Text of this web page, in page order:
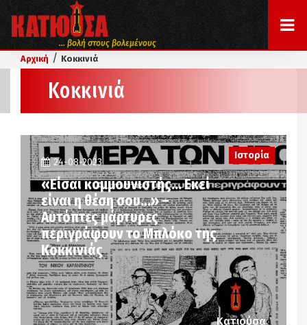
... βολή στους βολεμένους
Αρχική / Κοκκινιά
Κοκκινιά
Ιστορία
24-08-2023
«Είσαι κομμουνιστής… Εκεί
είναι η θέση σου…» –
Αυτόπτες μάρτυρες
περιγράφουν το Μπλόκο της
Κοκκινιάς
Κατιούσα